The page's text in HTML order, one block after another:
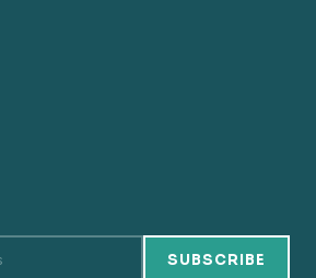
SUBSCRIBE